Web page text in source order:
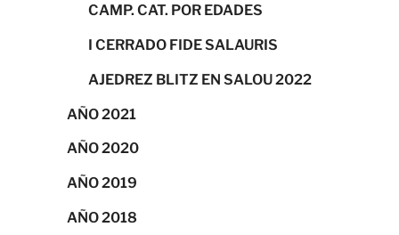
CAMP. CAT. POR EDADES
I CERRADO FIDE SALAURIS
AJEDREZ BLITZ EN SALOU 2022
AÑO 2021
AÑO 2020
AÑO 2019
AÑO 2018